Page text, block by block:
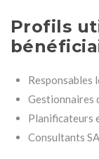
Profils
Gestionnaires
Planificateurs
Consultants